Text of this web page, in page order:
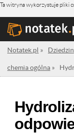
Ta witryna wykorzystuje pliki
Notatek.pl »
chemia ogólna »